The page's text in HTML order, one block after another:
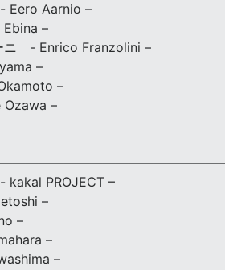
Eero Aarnio –
–
ニ - Enrico Franzolini –
–
–
–
kakal PROJECT –
–
–
–
–